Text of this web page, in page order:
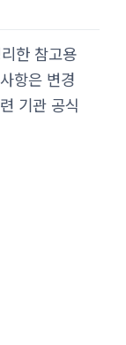
한 참고용
항은 변경
기관 공식